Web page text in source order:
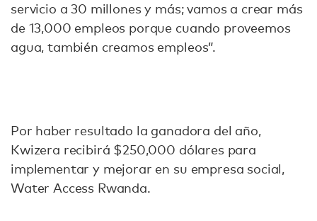
servicio a 30 millones y más; vamos a crear más
de 13,000 empleos porque cuando proveemos
agua, también creamos empleos”.
Por haber resultado la ganadora del año,
Kwizera recibirá $250,000 dólares para
implementar y mejorar en su empresa social,
Water Access Rwanda.